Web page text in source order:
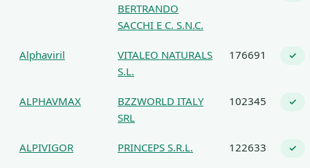
BERTRANDO
SACCHI E C. S.N.C.
Alphaviril
VITALEO NATURALS
S.L.
176691 ✓
ALPHAVMAX
BZZWORLD ITALY
SRL
102345 ✓
ALPIVIGOR PRINCEPS S.R.L. 122633 ✓